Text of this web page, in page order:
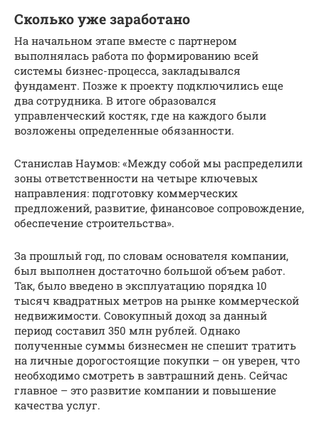
Сколько уже заработано
На начальном этапе вместе с партнером
выполнялась работа по формированию всей
системы бизнес-процесса, закладывался
фундамент. Позже к проекту подключились еще
два сотрудника. В итоге образовался
управленческий костяк, где на каждого были
возложены определенные обязанности.
Станислав Наумов: «Между собой мы распределили
зоны ответственности на четыре ключевых
направления: подготовку коммерческих
предложений, развитие, финансовое сопровождение,
обеспечение строительства».
За прошлый год, по словам основателя компании,
был выполнен достаточно большой объем работ.
Так, было введено в эксплуатацию порядка 10
тысяч квадратных метров на рынке коммерческой
недвижимости. Совокупный доход за данный
период составил 350 млн рублей. Однако
полученные суммы бизнесмен не спешит тратить
на личные дорогостоящие покупки – он уверен, что
необходимо смотреть в завтрашний день. Сейчас
главное – это развитие компании и повышение
качества услуг.